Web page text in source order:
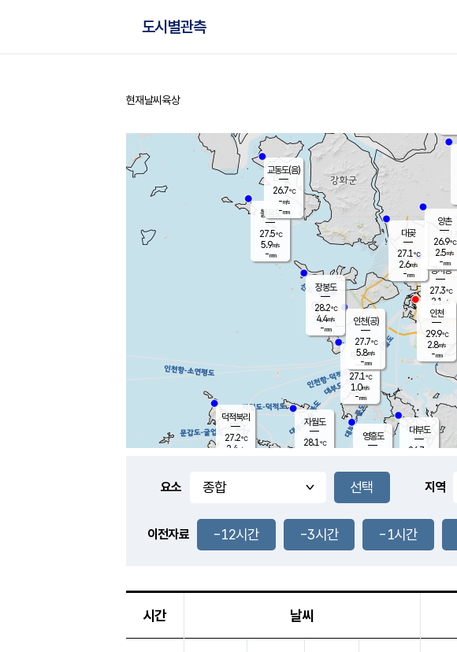
도시별관측
홈
현재날씨 육상
풍도
1.3m/s
무의도
27.1℃
1.0m/s
-mm
영흥도
볼음도
27.5℃
5.9m/s
-mm
자월도
28.1℃
장봉도
28.2℃
4.4m/s
-mm
대부도
26.7
-
경서동
27.3℃
2.1 m/s
-mm
대곶
27.1℃
2.6m/s
-mm
양촌
26.9℃
2.5m/s
-mm
덕적북리
27.2℃
2.4 m/s
인천(공)
27.7℃
5.8m/s
-mm
교동도(음)
26.7℃
-m/s
-mm
인천
29.9℃
2.8m/s
-mm
요소 지역
이전자료 -12시간 -3시간 -1시간
시간 날씨